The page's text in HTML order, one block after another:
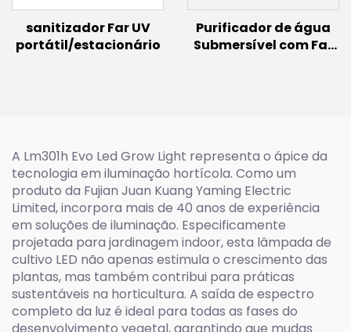
sanitizador Far UV
portátil/estacionário
Purificador de água
Submersível com Far
A Lm301h Evo Led Grow Light representa o ápice da
tecnologia em iluminação hortícola. Como um
produto da Fujian Juan Kuang Yaming Electric
Limited, incorpora mais de 40 anos de experiência
em soluções de iluminação. Especificamente
projetada para jardinagem indoor, esta lâmpada de
cultivo LED não apenas estimula o crescimento das
plantas, mas também contribui para práticas
sustentáveis na horticultura. A saída de espectro
completo da luz é ideal para todas as fases do